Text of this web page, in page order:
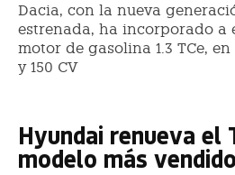
Dacia, con la nueva
estrenada, ha incorporado a
motor de gasolina 1.3 TCe,
y 150 CV
Hyundai renueva el
modelo más